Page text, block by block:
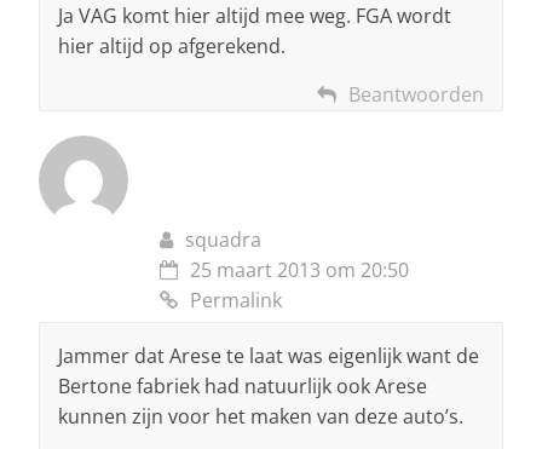
Ja VAG komt hier altijd mee weg. FGA wordt
hier altijd op afgerekend.
Beantwoorden
squadra
25 maart 2013 om 20:50
Permalink
Jammer dat Arese te laat was eigenlijk want de
Bertone fabriek had natuurlijk ook Arese
kunnen zijn voor het maken van deze auto’s.